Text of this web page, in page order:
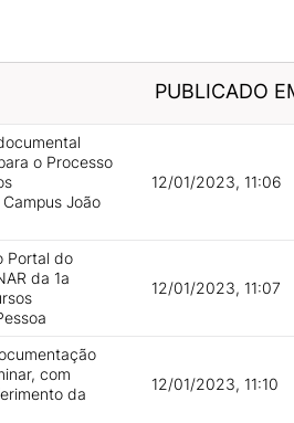
PUBLICADO
o Processo
João
12/01/2023, 11:06
Portal do
da 1a
12/01/2023, 11:07
com
da
12/01/2023, 11:10